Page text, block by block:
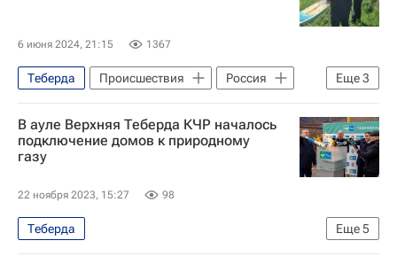
6 июня 2024, 21:15 1367
Еще3
Теберда Происшествия
Россия
Ставрополь
Следственный комитет России (СК РФ)
В ауле Верхняя Теберда КЧР началось
подключение домов к природному
газу
22 ноября 2023, 15:27 98
Еще5
Теберда
Карачаево-Черкесская Республика